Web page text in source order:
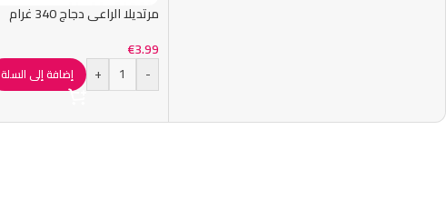
مرتديلا الراعي دجاج 340 غرام
€3.99
-
+ إضافة إلى السلة